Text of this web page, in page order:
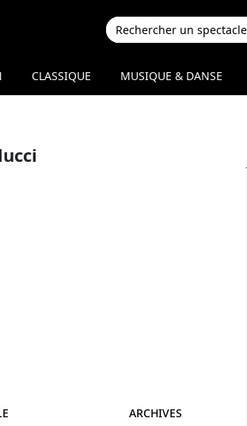
CLASSIQUE MUSIQUE & DANSE
ARCHIVES